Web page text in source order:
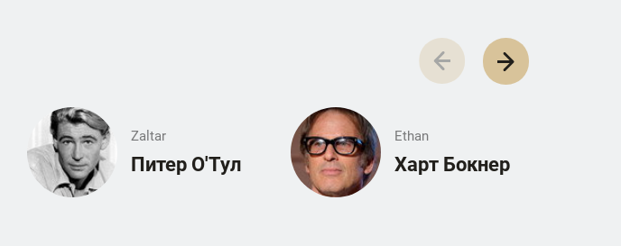
Zaltar
Питер О'Тул
Ethan
Харт Бокнер